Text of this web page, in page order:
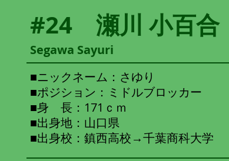
#24 瀬川 小百合
Segawa Sayuri
​■ニックネーム：さゆり
■ポジション：ミドルブロッカー
■身 長：171ｃｍ
■出身地：山口県
■出身校：鎮西高校→千葉商科大学